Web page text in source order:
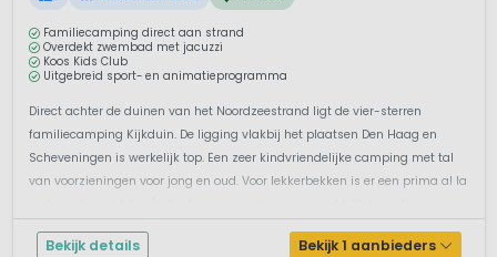
Familiecamping direct aan strand
Overdekt zwembad met jacuzzi
Koos Kids Club
Uitgebreid sport- en animatieprogramma
Direct achter de duinen van het Noordzeestrand ligt de vier-sterren
familiecamping Kijkduin. De ligging vlakbij het plaatsen Den Haag en
Scheveningen is werkelijk top. Een zeer kindvriendelijke camping met tal
van voorzieningen voor jong en oud. Voor lekkerbekken is er een prima al la
Bekijk details Bekijk 1 aanbieders